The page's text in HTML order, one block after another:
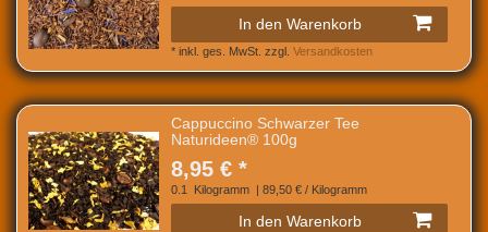
In den Warenkorb
* inkl. ges. MwSt. zzgl. Versandkosten
Cappuccino Schwarzer Tee
Naturideen® 100g
8,95 € *
0.1 Kilogramm | 89,50 € / Kilogramm
In den Warenkorb